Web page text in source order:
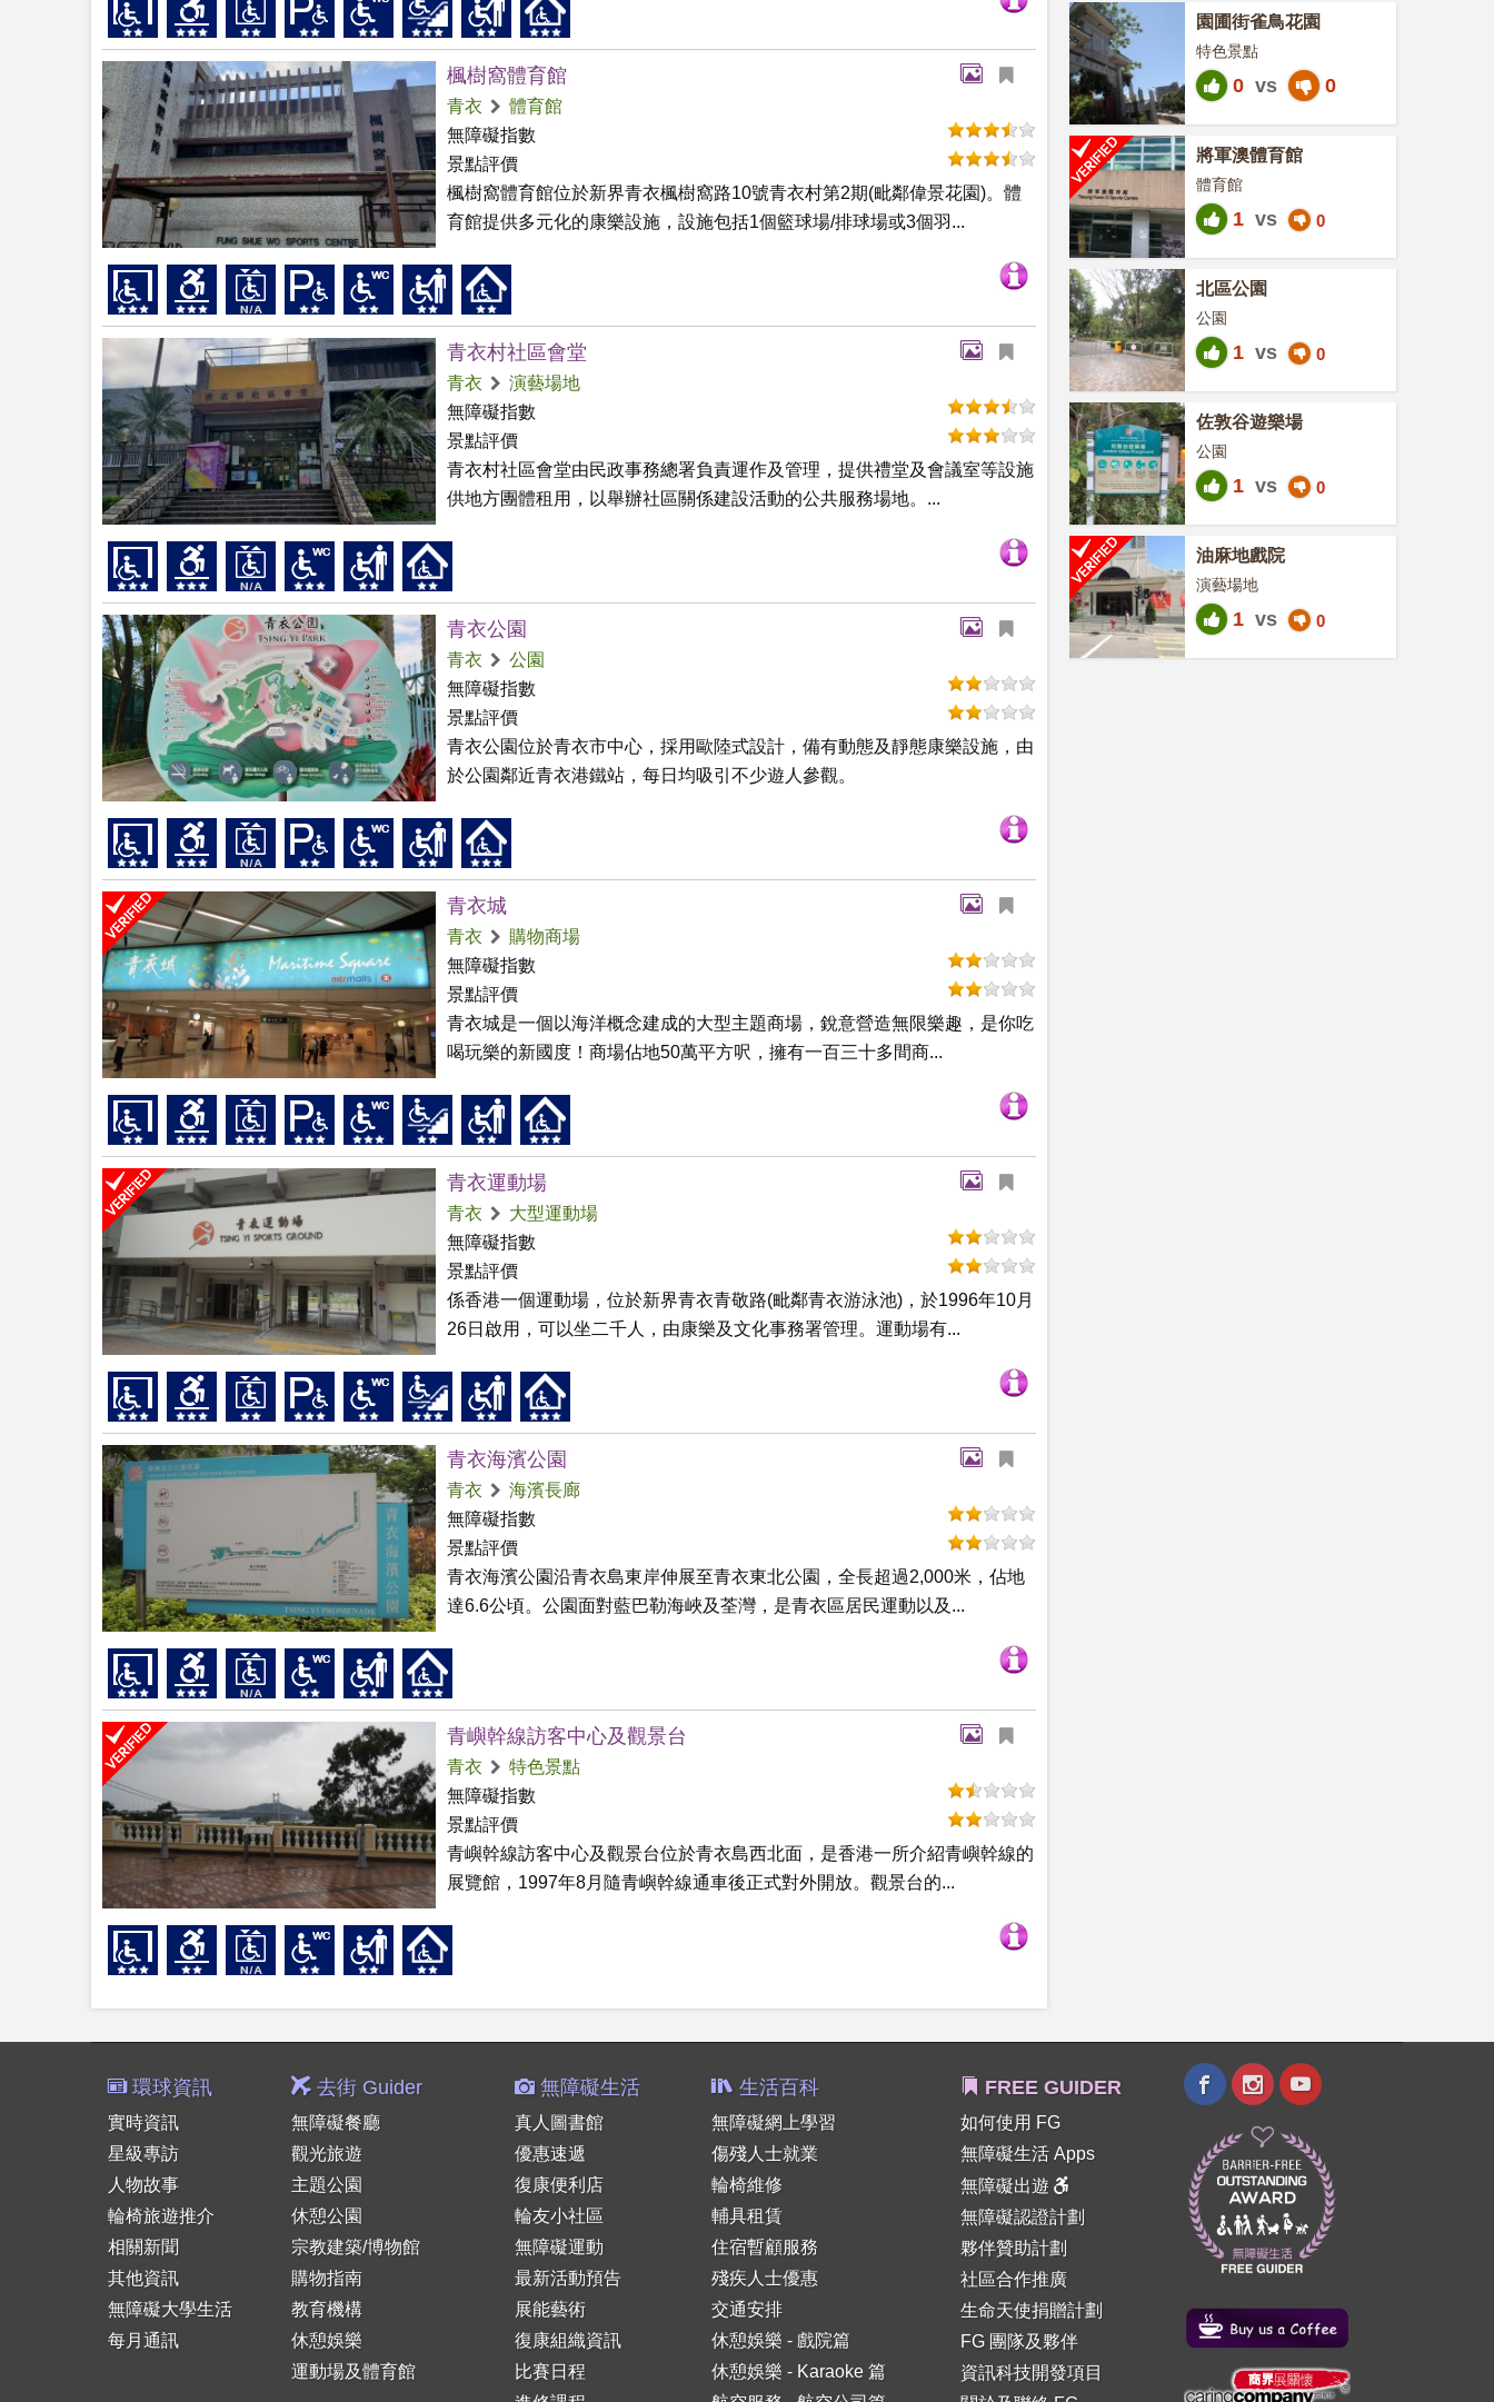
楓樹窩體育館
青衣
體育館
無障礙指數
景點評價
楓樹窩體育館位於新界青衣楓樹窩路10號青衣村第2期(毗鄰偉景花園)。體
育館提供多元化的康樂設施，設施包括1個籃球場/排球場或3個羽...
青衣村社區會堂
青衣
演藝場地
無障礙指數
景點評價
青衣村社區會堂由民政事務總署負責運作及管理，提供禮堂及會議室等設施
供地方團體租用，以舉辦社區關係建設活動的公共服務場地。...
青衣公園
青衣
公園
無障礙指數
景點評價
青衣公園位於青衣市中心，採用歐陸式設計，備有動態及靜態康樂設施，由
於公園鄰近青衣港鐵站，每日均吸引不少遊人參觀。
青衣城
青衣
購物商場
無障礙指數
景點評價
青衣城是一個以海洋概念建成的大型主題商場，銳意營造無限樂趣，是你吃
喝玩樂的新國度！商場佔地50萬平方呎，擁有一百三十多間商...
青衣運動場
青衣
大型運動場
無障礙指數
景點評價
係香港一個運動場，位於新界青衣青敬路(毗鄰青衣游泳池)，於1996年10月
26日啟用，可以坐二千人，由康樂及文化事務署管理。運動場有...
青衣海濱公園
青衣
海濱長廊
無障礙指數
景點評價
青衣海濱公園沿青衣島東岸伸展至青衣東北公園，全長超過2,000米，佔地
達6.6公頃。公園面對藍巴勒海峽及荃灣，是青衣區居民運動以及...
青嶼幹線訪客中心及觀景台
青衣
特色景點
無障礙指數
景點評價
青嶼幹線訪客中心及觀景台位於青衣島西北面，是香港一所介紹青嶼幹線的
展覽館，1997年8月隨青嶼幹線通車後正式對外開放。觀景台的...
園圃街雀鳥花園
特色景點
0 vs 0
將軍澳體育館
體育館
1 vs 0
北區公園
公園
1 vs 0
佐敦谷遊樂場
公園
1 vs 0
油麻地戲院
演藝場地
1 vs 0
環球資訊
實時資訊
星級專訪
人物故事
輪椅旅遊推介
相關新聞
其他資訊
無障礙大學生活
每月通訊
去街 Guider
無障礙餐廳
觀光旅遊
主題公園
休憩公園
宗教建築/博物館
購物指南
教育機構
休憩娛樂
運動場及體育館
無障礙生活
真人圖書館
優惠速遞
復康便利店
輪友小社區
無障礙運動
最新活動預告
展能藝術
復康組織資訊
比賽日程
生活百科
無障礙網上學習
傷殘人士就業
輪椅維修
輔具租賃
住宿暫顧服務
殘疾人士優惠
交通安排
休憩娛樂 - 戲院篇
休憩娛樂 - Karaoke 篇
FREE GUIDER
如何使用 FG
無障礙生活 Apps
無障礙出遊
無障礙認證計劃
夥伴贊助計劃
社區合作推廣
生命天使捐贈計劃
FG 團隊及夥伴
資訊科技開發項目